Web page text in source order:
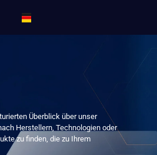
Überblick über unser
Herstellern, Technologien oder
zu finden, die zu Ihrem